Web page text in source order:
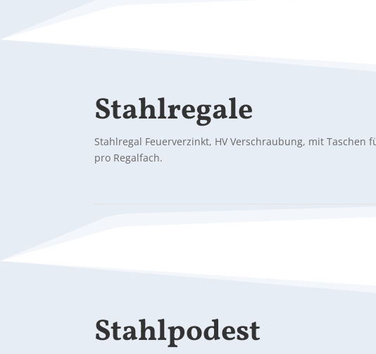
Stahlregale
Stahlregal Feuerverzinkt, HV Verschraubung, mit Taschen
pro Regalfach.
Stahlpodest